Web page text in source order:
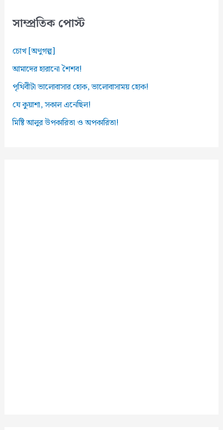
সাম্প্রতিক পোস্ট
চোখ [অণুগল্প]
আমাদের হারানো শৈশব!
পৃথিবীটা ভালোবাসার হোক, ভালোবাসাময় হোক!
যে কুয়াশা, সকাল এনেছিল!
মিষ্টি আলুর উপকারিতা ও অপকারিতা!